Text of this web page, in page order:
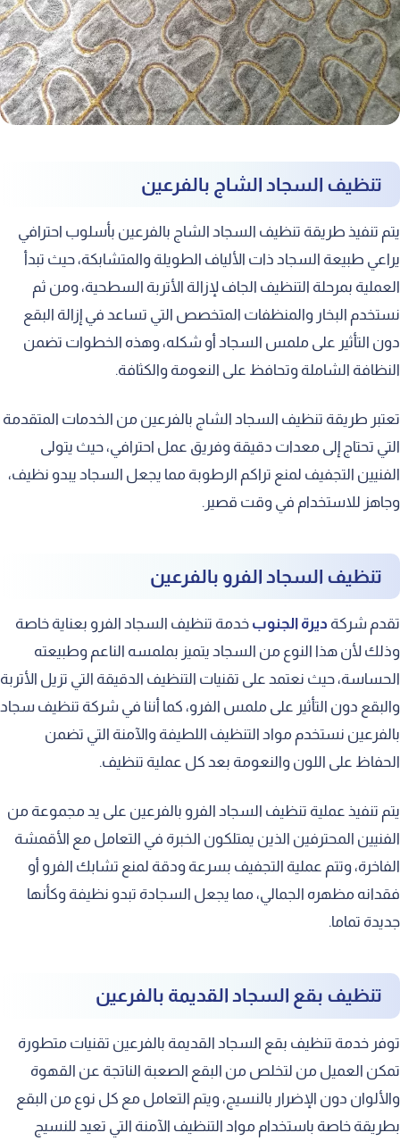
تنظيف السجاد الشاج بالفرعين
يتم تنفيذ طريقة تنظيف السجاد الشاج بالفرعين بأسلوب احترافي
يراعي طبيعة السجاد ذات الألياف الطويلة والمتشابكة، حيث تبدأ
العملية بمرحلة التنظيف الجاف لإزالة الأتربة السطحية، ومن ثم
نستخدم البخار والمنظفات المتخصص التي تساعد في إزالة البقع
دون التأثير على ملمس السجاد أو شكله، وهذه الخطوات تضمن
النظافة الشاملة وتحافظ على النعومة والكثافة.
تعتبر طريقة تنظيف السجاد الشاج بالفرعين من الخدمات المتقدمة
التي تحتاج إلى معدات دقيقة وفريق عمل احترافي، حيث يتولى
الفنيين التجفيف لمنع تراكم الرطوبة مما يجعل السجاد يبدو نظيف،
وجاهز للاستخدام في وقت قصير.
تنظيف السجاد الفرو بالفرعين
تقدم شركة ديرة الجنوب خدمة تنظيف السجاد الفرو بعناية خاصة
وذلك لأن هذا النوع من السجاد يتميز بملمسه الناعم وطبيعته
الحساسة، حيث نعتمد على تقنيات التنظيف الدقيقة التي تزيل الأتربة
والبقع دون التأثير على ملمس الفرو، كما أننا في شركة تنظيف سجاد
بالفرعين نستخدم مواد التنظيف اللطيفة والآمنة التي تضمن
الحفاظ على اللون والنعومة بعد كل عملية تنظيف.
يتم تنفيذ عملية تنظيف السجاد الفرو بالفرعين على يد مجموعة من
الفنيين المحترفين الذين يمتلكون الخبرة في التعامل مع الأقمشة
الفاخرة، وتتم عملية التجفيف بسرعة ودقة لمنع تشابك الفرو أو
فقدانه مظهره الجمالي، مما يجعل السجادة تبدو نظيفة وكأنها
جديدة تماما.
تنظيف بقع السجاد القديمة بالفرعين
توفر خدمة تنظيف بقع السجاد القديمة بالفرعين تقنيات متطورة
تمكن العميل من لتخلص من البقع الصعبة الناتجة عن القهوة
والألوان دون الإضرار بالنسيج، ويتم التعامل مع كل نوع من البقع
بطريقة خاصة باستخدام مواد التنظيف الآمنة التي تعيد للنسيج